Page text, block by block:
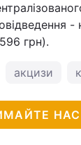
-
грн).
акцизи
НАС